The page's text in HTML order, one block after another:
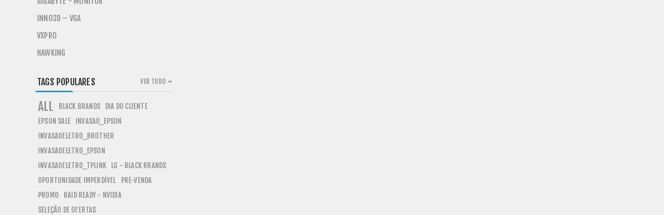
INNO3D – VGA
VXPRO
HAWKING
TAGS POPULARES
ALL BLACK BRANDS DIA DO CLIENTE
EPSON SALE INVASAO_EPSON
INVASAOELETRO_BROTHER
INVASAOELETRO_EPSON
INVASAOELETRO_TPLINK LG - BLACK BRANDS
OPORTUNIDADE IMPERDÍVEL PRE-VENDA
PROMO
RAID READY - NVIDIA
SELEÇÃO DE OFERTAS
VER TUDO